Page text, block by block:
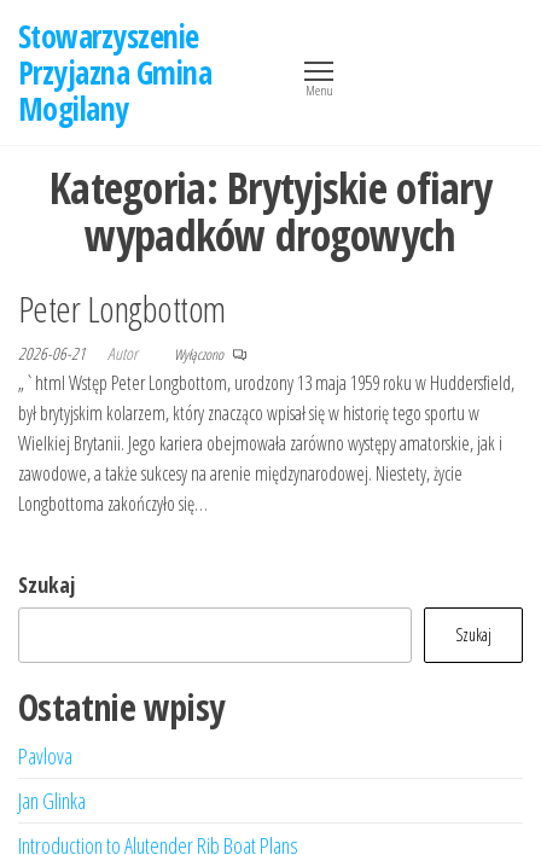
treści
Stowarzyszenie
Przyjazna Gmina
Mogilany
Menu
Kategoria: Brytyjskie ofiary
wypadków drogowych
Peter Longbottom
2026-06-21 Autor Wyłączono
„`html Wstęp Peter Longbottom, urodzony 13 maja 1959 roku w Huddersfield,
był brytyjskim kolarzem, który znacząco wpisał się w historię tego sportu w
Wielkiej Brytanii. Jego kariera obejmowała zarówno występy amatorskie, jak i
zawodowe, a także sukcesy na arenie międzynarodowej. Niestety, życie
Longbottoma zakończyło się…
Szukaj
Szukaj
Ostatnie wpisy
Pavlova
Jan Glinka
Introduction to Alutender Rib Boat Plans